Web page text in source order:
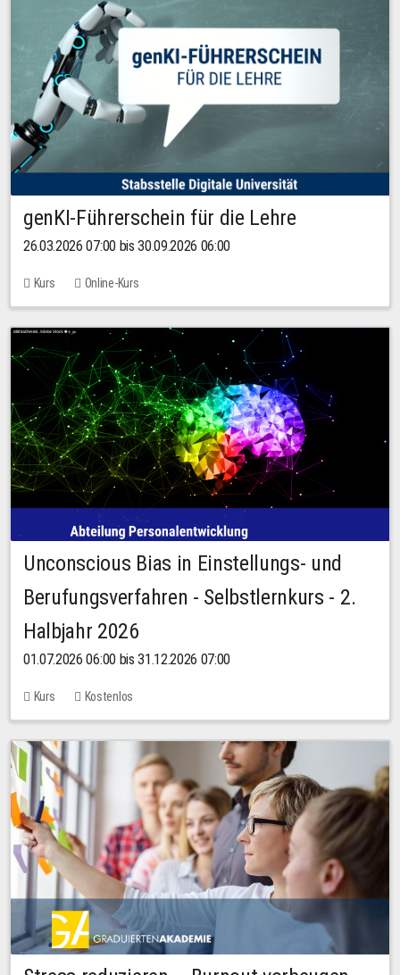
genKI-Führerschein für die Lehre
26.03.2026 07:00 bis 30.09.2026 06:00
Kurs Online-Kurs
Unconscious Bias in Einstellungs- und
Berufungsverfahren - Selbstlernkurs - 2.
Halbjahr 2026
01.07.2026 06:00 bis 31.12.2026 07:00
Kurs Kostenlos